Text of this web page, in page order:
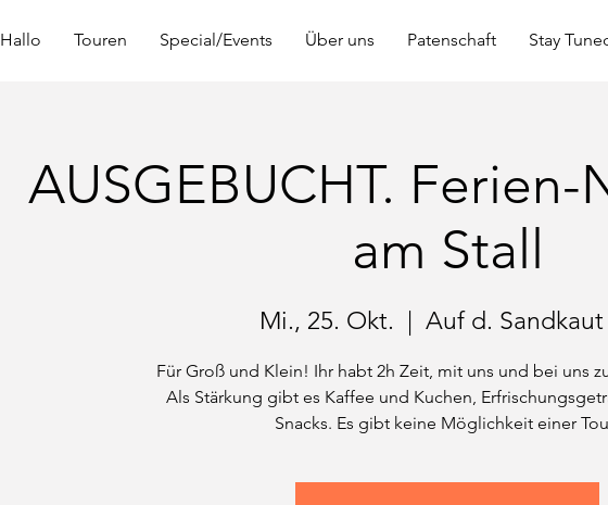
Hallo Touren Special/Events Über uns Patenschaft Stay
AUSGEBUCHT.
am Stall
Mi., 25. Okt.
  |
Auf d. Sandkaut
Für Groß und Klein! Ihr habt 2h Zeit, mit uns und bei uns
Als Stärkung gibt es Kaffee und Kuchen,
Snacks. Es gibt keine Möglichkeit einer